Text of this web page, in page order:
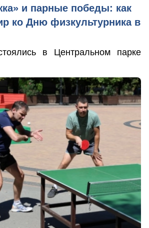
и парные победы: как
ко Дню физкультурника в
в Центральном парке